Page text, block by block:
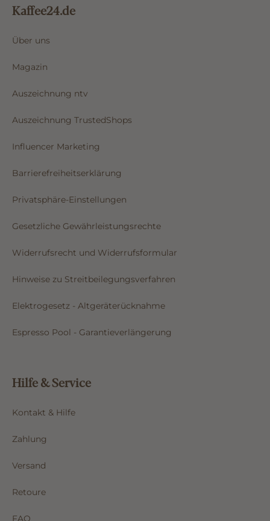
Kaffee24.de
Über uns
Magazin
Auszeichnung ntv
Auszeichnung TrustedShops
Influencer Marketing
Barrierefreiheitserklärung
Privatsphäre-Einstellungen
Gesetzliche Gewährleistungsrechte
Widerrufsrecht und Widerrufsformular
Hinweise zu Streitbeilegungsverfahren
Elektrogesetz - Altgeräterücknahme
Espresso Pool - Garantieverlängerung
Hilfe & Service
Kontakt & Hilfe
Zahlung
Versand
Retoure
FAQ